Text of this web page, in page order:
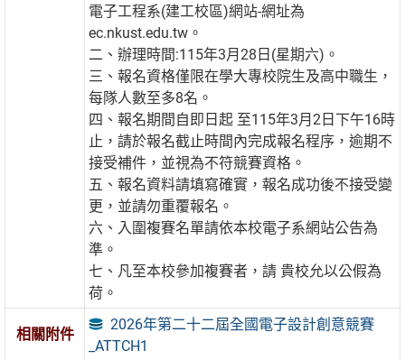
電子工程系(建工校區)網站-網址為
ec.nkust.edu.tw。
二、辦理時間:115年3月28日(星期六)。
三、報名資格僅限在學大專校院生及高中職生，
每隊人數至多8名。
四、報名期間自即日起 至115年3月2日下午16時
止，請於報名截止時間內完成報名程序，逾期不
接受補件，並視為不符競賽資格。
五、報名資料請填寫確實，報名成功後不接受變
更，並請勿重覆報名。
六、入圍複賽名單請依本校電子系網站公告為
準。
七、凡至本校參加複賽者，請 貴校允以公假為
荷。
相關附件
2026年第二十二屆全國電子設計創意競賽
_ATTCH1